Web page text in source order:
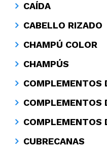
CAÍDA
CABELLO RIZADO
CHAMPÚ COLOR
CHAMPÚS
COMPLEMENTOS
COMPLEMENTOS
COMPLEMENTOS
CUBRECANAS